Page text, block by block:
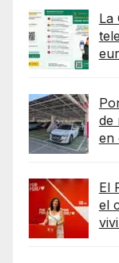
La
de
en
El
el